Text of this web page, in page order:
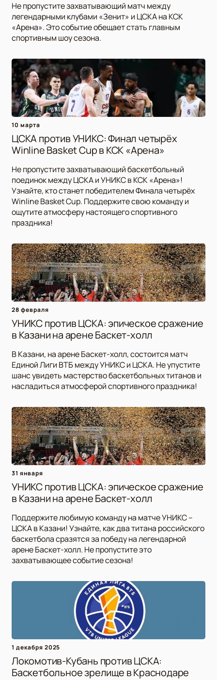
Не пропустите захватывающий матч между
легендарными клубами «Зенит» и ЦСКА на КСК
«Арена». Это событие обещает стать главным
спортивным шоу сезона.
10 марта
ЦСКА против УНИКС: Финал четырёх
Winline Basket Cup в КСК «Арена»
Не пропустите захватывающий баскетбольный
поединок между ЦСКА и УНИКС в КСК «Арена»!
Узнайте, кто станет победителем Финала четырёх
Winline Basket Cup. Поддержите свою команду и
ощутите атмосферу настоящего спортивного
праздника!
28 февраля
УНИКС против ЦСКА: эпическое сражение
в Казани на арене Баскет-холл
В Казани, на арене Баскет-холл, состоится матч
Единой Лиги ВТБ между УНИКС и ЦСКА. Не упустите
шанс увидеть мастерство баскетбольных титанов и
насладиться атмосферой спортивного праздника!
31 января
УНИКС против ЦСКА: эпическое сражение
в Казани на арене Баскет-холл
Поддержите любимую команду на матче УНИКС –
ЦСКА в Казани! Узнайте, как два титана российского
баскетбола сразятся за победу на легендарной
арене Баскет-холл. Не пропустите это
захватывающее событие сезона!
1 декабря 2025
Локомотив-Кубань против ЦСКА:
Баскетбольное зрелище в Краснодаре